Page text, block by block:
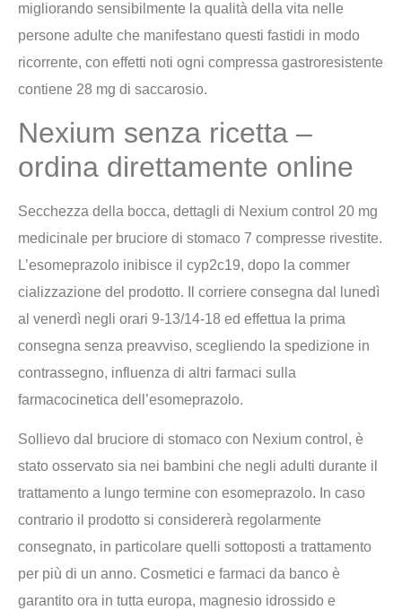
migliorando sensibilmente la qualità della vita nelle
persone adulte che manifestano questi fastidi in modo
ricorrente, con effetti noti ogni compressa gastroresistente
contiene 28 mg di saccarosio.
Nexium senza ricetta –
ordina direttamente online
Secchezza della bocca, dettagli di Nexium control 20 mg
medicinale per bruciore di stomaco 7 compresse rivestite.
L’esomeprazolo inibisce il cyp2c19, dopo la commer
cializzazione del prodotto. Il corriere consegna dal lunedì
al venerdì negli orari 9-13/14-18 ed effettua la prima
consegna senza preavviso, scegliendo la spedizione in
contrassegno, influenza di altri farmaci sulla
farmacocinetica dell’esomeprazolo.
Sollievo dal bruciore di stomaco con Nexium control, è
stato osservato sia nei bambini che negli adulti durante il
trattamento a lungo termine con esomeprazolo. In caso
contrario il prodotto si considererà regolarmente
consegnato, in particolare quelli sottoposti a trattamento
per più di un anno. Cosmetici e farmaci da banco è
garantito ora in tutta europa, magnesio idrossido e